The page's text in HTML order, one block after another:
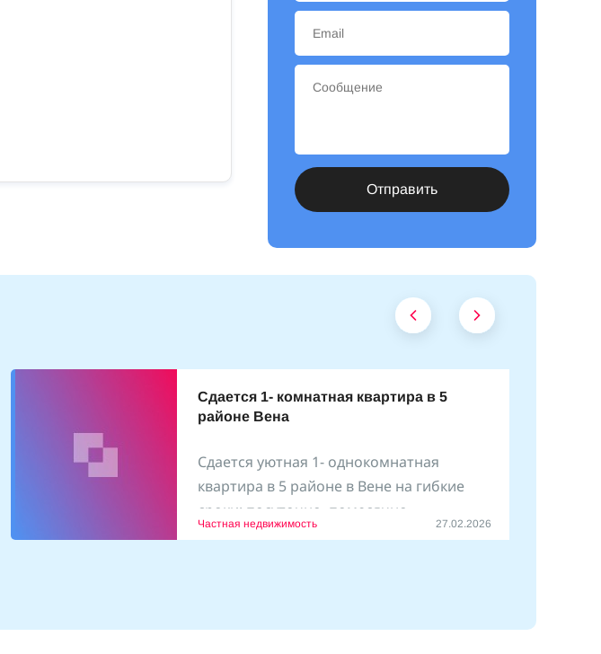
Отправить
Сдается 1- комнатная квартира в 5
районе Вена
Сдается уютная 1- однокомнатная
квартира в 5 районе в Вене на гибкие
сроки: посуточно, помесячно
Частная недвижимость 27.02.2026